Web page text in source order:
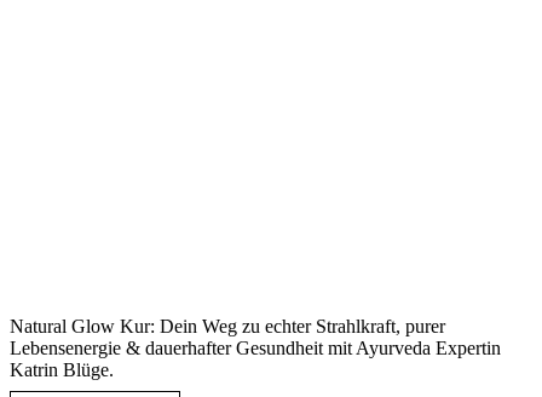
Natural Glow Kur: Dein Weg zu echter Strahlkraft, purer
Lebensenergie & dauerhafter Gesundheit mit Ayurveda Expertin
Katrin Blüge.